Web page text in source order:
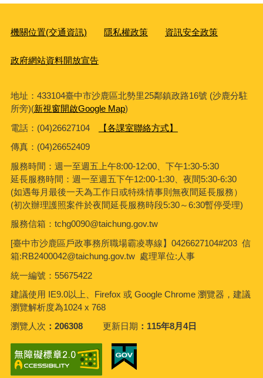
機關位置(交通資訊) 隱私權政策 資訊安全政策
政府網站資料開放宣告
地址：433104臺中市沙鹿區北勢里25鄰鎮政路16號 (沙鹿分駐
所旁)(新視窗開啟Google Map)
電話：(04)26627104
【各課室聯絡方式】
傳真： (04)26652409
服務時間：週一至週五上午8:00-12:00、下午1:30-5:30
延長服務時間：週一至週五下午12:00-1:30、夜間5:30-6:30
(如遇每月最後一天為工作日或特殊情事則無夜間延長服務）
(初次辦理護照案件於夜間延長服務時段5:30～6:30暫停受理)
服務信箱：tchg0090@taichung.gov.tw
[臺中市沙鹿區戶政事務所職場霸凌專線】0426627104#203 信
箱:RB2400042@taichung.gov.tw 處理單位:人事
統一編號：55675422
建議使用 IE9.0以上、Firefox 或 Google Chrome 瀏覽器，建議
瀏覽解析度為1024 x 768
瀏覽人次
206308 更新日期 115年8月4日